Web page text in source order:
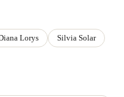
Lorys
Silvia Solar